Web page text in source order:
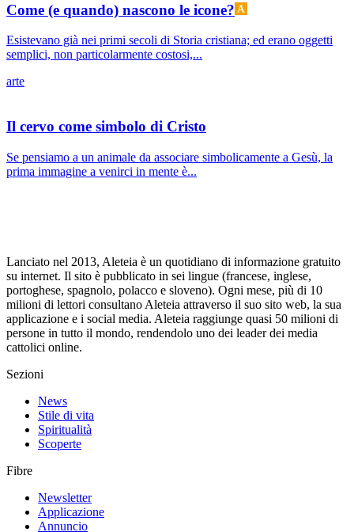
Come (e quando) nascono le icone?
Esistevano già nei primi secoli di Storia cristiana; ed erano oggetti
semplici, non particolarmente costosi,...
arte
Il cervo come simbolo di Cristo
Se pensiamo a un animale da associare simbolicamente a Gesù, la
prima immagine a venirci in mente è...
Lanciato nel 2013, Aleteia è un quotidiano di informazione gratuito
su internet. Il sito è pubblicato in sei lingue (francese, inglese,
portoghese, spagnolo, polacco e sloveno). Ogni mese, più di 10
milioni di lettori consultano Aleteia attraverso il suo sito web, la sua
applicazione e i social media. Aleteia raggiunge quasi 50 milioni di
persone in tutto il mondo, rendendolo uno dei leader dei media
cattolici online.
Sezioni
News
Stile di vita
Spiritualità
Scoperte
Fibre
Newsletter
Applicazione
Annuncio